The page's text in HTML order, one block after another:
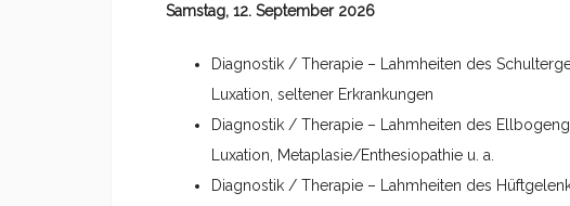
Samstag, 12. September 2026
Diagnostik / Therapie – Lahmheiten des
Luxation, seltener Erkrankungen
Diagnostik / Therapie – Lahmheiten des
Luxation, Metaplasie/Enthesiopathie u. a.
Diagnostik / Therapie – Lahmheiten des